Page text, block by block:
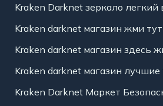
Kraken Darknet зеркало легкий
Kraken darknet магазин жми тут
Kraken darknet магазин здесь
Kraken darknet магазин
Kraken Darknet Маркет